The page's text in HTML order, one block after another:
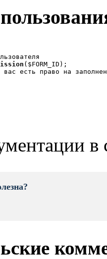
($FORM_ID);
есть право на
в